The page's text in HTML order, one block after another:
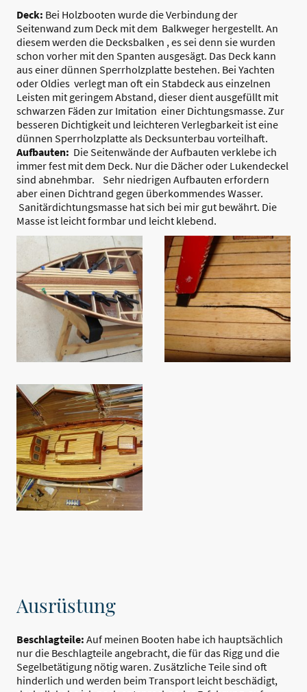
Deck: Bei Holzbooten wurde die Verbindung der
Seitenwand zum Deck mit dem Balkweger hergestellt. An
diesem werden die Decksbalken , es sei denn sie wurden
schon vorher mit den Spanten ausgesägt. Das Deck kann
aus einer dünnen Sperrholzplatte bestehen. Bei Yachten
oder Oldies verlegt man oft ein Stabdeck aus einzelnen
Leisten mit geringem Abstand, dieser dient ausgefüllt mit
schwarzen Fäden zur Imitation einer Dichtungsmasse. Zur
besseren Dichtigkeit und leichteren Verlegbarkeit ist eine
dünnen Sperrholzplatte als Decksunterbau vorteilhaft.
Aufbauten: Die Seitenwände der Aufbauten verklebe ich
immer fest mit dem Deck. Nur die Dächer oder Lukendeckel
sind abnehmbar. Sehr niedrigen Aufbauten erfordern
aber einen Dichtrand gegen überkommendes Wasser.
Sanitärdichtungsmasse hat sich bei mir gut bewährt. Die
Masse ist leicht formbar und leicht klebend.
Ausrüstung
Beschlagteile: Auf meinen Booten habe ich hauptsächlich
nur die Beschlagteile angebracht, die für das Rigg und die
Segelbetätigung nötig waren. Zusätzliche Teile sind oft
hinderlich und werden beim Transport leicht beschädigt,